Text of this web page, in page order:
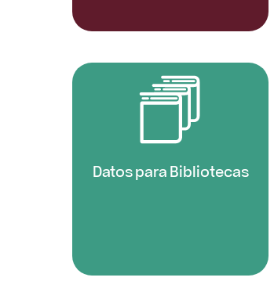
Datos para Bibliotecas